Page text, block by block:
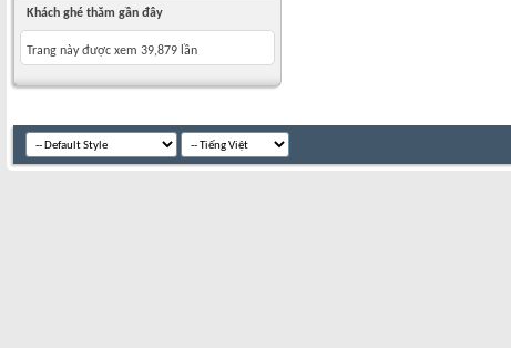
Khách ghé thăm gần đây
Trang này được xem 39,879 lần